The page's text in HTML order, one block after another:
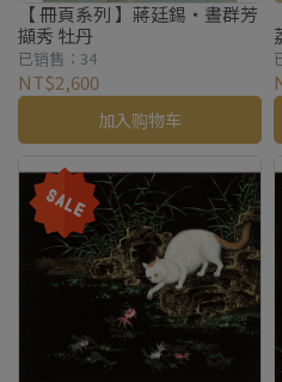
【 冊頁系列 】蔣廷錫・晝群芳
擷秀 牡丹
已销售：34
NT$2,600
加入购物车